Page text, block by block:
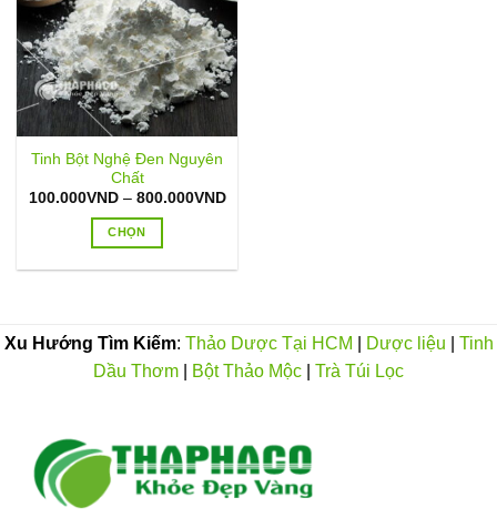
Tinh Bột Nghệ Đen Nguyên
Chất
100.000VND – 800.000VNDKhoảng
800.000VND
CHỌN
nhiều
biến
tùy
chọn
có
Xu Hướng Tìm Kiếm: Thảo Dược Tại HCM Dược liệu
Tinh
Dầu Thơm
Bột Thảo Mộc Trà Túi Lọc